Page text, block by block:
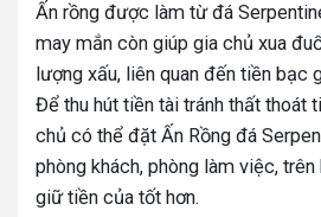
Ấn rồng được làm từ đá
may mắn còn giúp gia chủ xua
lượng xấu, liên quan đến tiền bạc
Để thu hút tiền tài tránh thất thoát
chủ có thể đặt Ấn Rồng đá
phòng khách, phòng làm việc,
giữ tiền của tốt hơn.